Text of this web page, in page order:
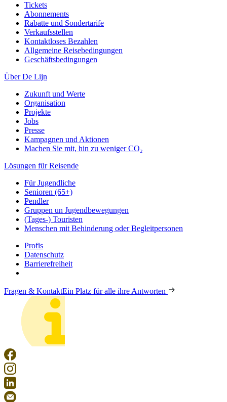
Tickets
Abonnements
Rabatte und Sondertarife
Verkaufsstellen
Kontaktloses Bezahlen
Allgemeine Reisebedingungen
Geschäftsbedingungen
Über De Lijn
Zukunft und Werte
Organisation
Projekte
Jobs
Presse
Kampagnen und Aktionen
Machen Sie mit, hin zu weniger CO₂
Lösungen für Reisende
Für Jugendliche
Senioren (65+)
Pendler
Gruppen un Jugendbewegungen
(Tages-) Touristen
Menschen mit Behinderung oder Begleitpersonen
Profis
Datenschutz
Barrierefreiheit
Fragen & KontaktEin Platz für alle ihre Antworten